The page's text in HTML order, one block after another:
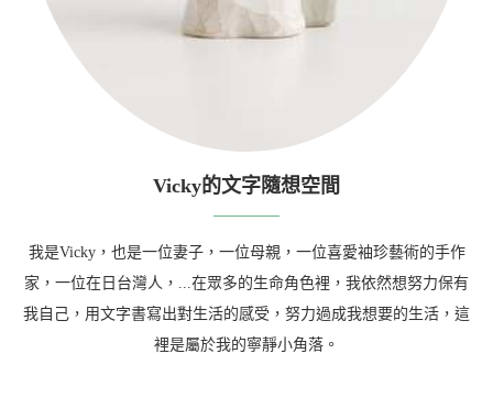
Vicky的文字隨想空間
我是Vicky，也是一位妻子，一位母親，一位喜愛袖珍藝術的手作
家，一位在日台灣人，...在眾多的生命角色裡，我依然想努力保有
我自己，用文字書寫出對生活的感受，努力過成我想要的生活，這
裡是屬於我的寧靜小角落。